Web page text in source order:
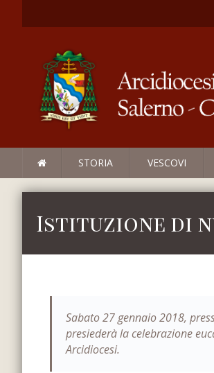
STORIA VESCOVI
Istituzione di
Sabato 27 gennaio 2018,
presiederà la celebrazione
Arcidiocesi.